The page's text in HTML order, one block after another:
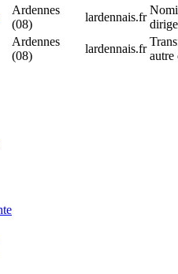
Ardennes
(08)
lardennais.fr
Ardennes
(08)
lardennais.fr
autre